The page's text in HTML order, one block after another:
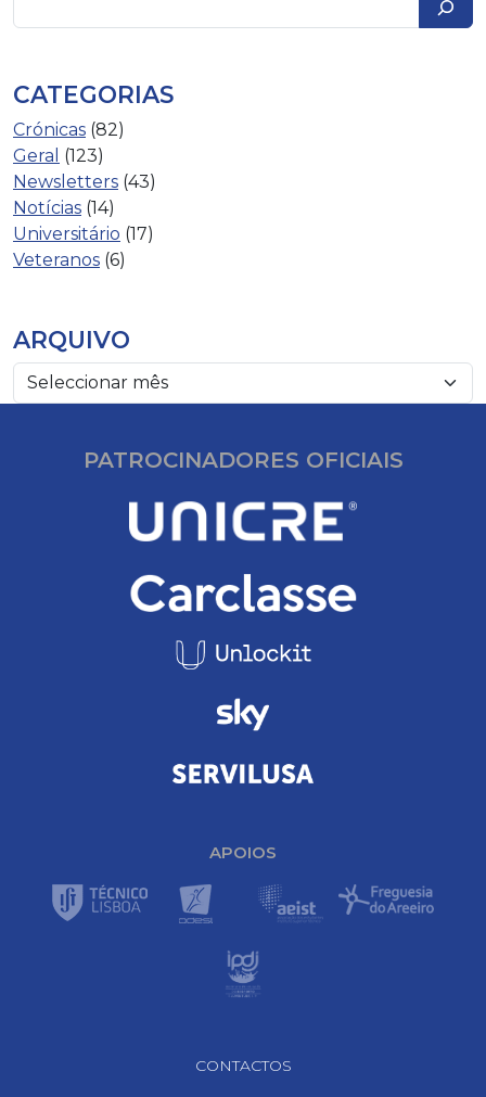
CATEGORIAS
Crónicas (82)
Geral (123)
Newsletters (43)
Notícias (14)
Universitário (17)
Veteranos (6)
ARQUIVO
PATROCINADORES OFICIAIS
APOIOS
CONTACTOS